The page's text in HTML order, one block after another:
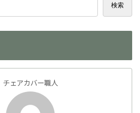
検索
チェアカバー職人